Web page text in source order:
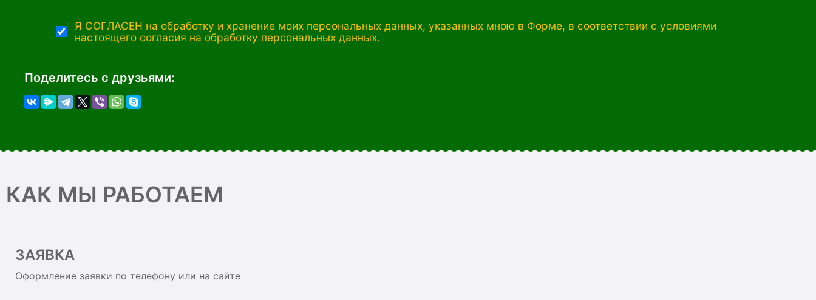
Я СОГЛАСЕН на обработку и хранение моих персональных данных, указанных мною в Форме, в соответствии с условиями
настоящего согласия на обработку персональных данных.
Поделитесь с друзьями:
КАК МЫ РАБОТАЕМ
ЗАЯВКА
Оформление заявки по телефону или на сайте